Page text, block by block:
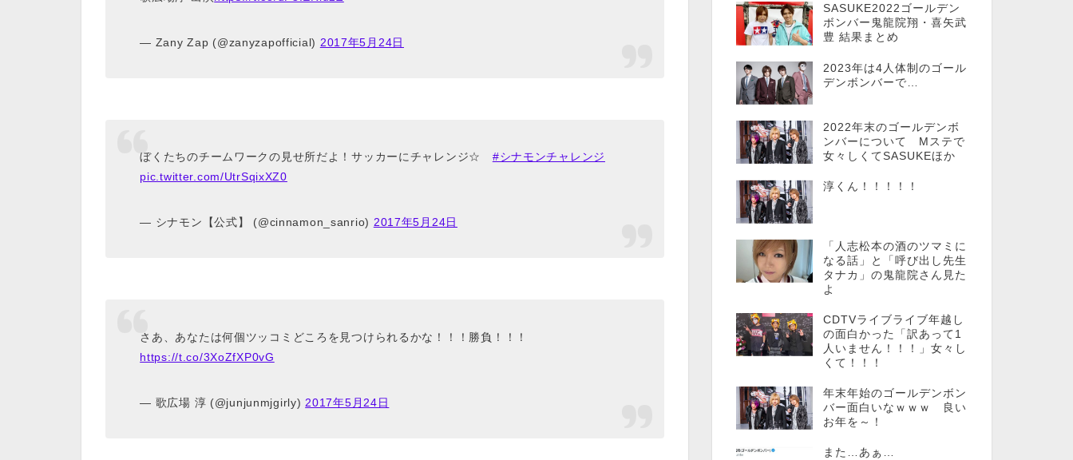
— Zany Zap (@zanyzapofficial) 2017年5月24日
ぼくたちのチームワークの見せ所だよ！サッカーにチャレンジ☆ #シナモンチャレンジ
pic.twitter.com/UtrSqixXZ0
— シナモン【公式】 (@cinnamon_sanrio) 2017年5月24日
さあ、あなたは何個ツッコミどころを見つけられるかな！！！勝負！！！
https://t.co/3XoZfXP0vG
— 歌広場 淳 (@junjunmjgirly) 2017年5月24日
SASUKE2022ゴールデン
ボンバー鬼龍院翔・喜矢武
豊 結果まとめ
2023年は4人体制のゴール
デンボンバーで…
2022年末のゴールデンボ
ンバーについて Mステで
女々しくてSASUKEほか
淳くん！！！！！
「人志松本の酒のツマミに
なる話」と「呼び出し先生
タナカ」の鬼龍院さん見た
よ
CDTVライブライブ年越し
の面白かった「訳あって1
人いません！！！」女々し
くて！！！
年末年始のゴールデンボン
バー面白いなｗｗｗ 良い
お年を～！
また…あぁ…